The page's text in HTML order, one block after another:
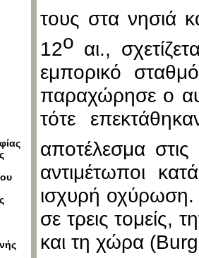
τους στα νησιά
12ο αι.,
εμπορικό
παραχώρησε ο
τότε
αποτέλεσμα
αντιμέτωποι
ισχυρή οχύρωση.
σε τρεις τομείς,
και τη χώρα